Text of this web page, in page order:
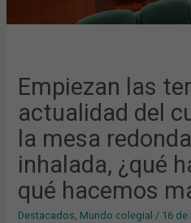
Empiezan las
actualidad del
la mesa
inhalada, ¿qué
qué hacemos
Destacados, Mundo colegial / 16 de
QUÉ